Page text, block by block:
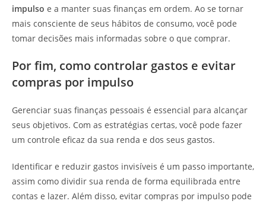
impulso e a manter suas finanças em ordem. Ao se tornar
mais consciente de seus hábitos de consumo, você pode
tomar decisões mais informadas sobre o que comprar.
Por fim, como controlar gastos e evitar
compras por impulso
Gerenciar suas finanças pessoais é essencial para alcançar
seus objetivos. Com as estratégias certas, você pode fazer
um controle eficaz da sua renda e dos seus gastos.
Identificar e reduzir gastos invisíveis é um passo importante,
assim como dividir sua renda de forma equilibrada entre
contas e lazer. Além disso, evitar compras por impulso pode